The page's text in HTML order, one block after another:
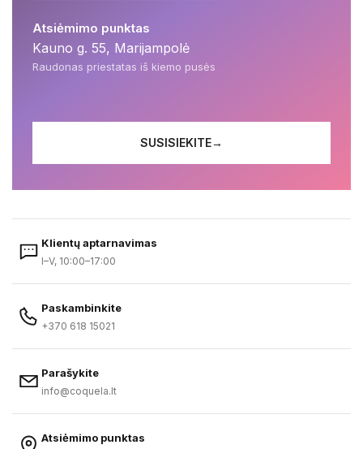
Atsiėmimo punktas
Kauno g. 55, Marijampolė
Raudonas priestatas iš kiemo pusės
SUSISIEKITE→
Klientų aptarnavimas
I–V, 10:00–17:00
Paskambinkite
+370 618 15021
Parašykite
info@coquela.lt
Atsiėmimo punktas